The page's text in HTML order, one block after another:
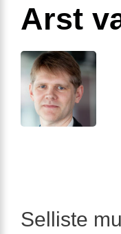
Arst
Selliste